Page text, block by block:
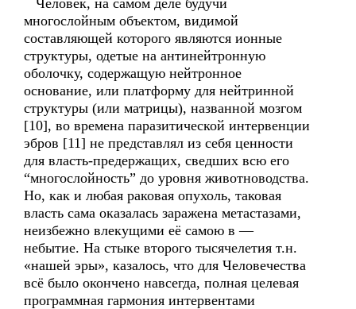
Человек, на самом деле будучи
многослойным объектом, видимой
составляющей которого являются ионные
структуры, одетые на антинейтронную
оболочку, содержащую нейтронное
основание, или платформу для нейтринной
структуры (или матрицы), названной мозгом
[10], во времена паразитической интервенции
эбров [11] не представлял из себя ценности
для власть-предержащих, сведших всю его
“многослойность” до уровня животноводства.
Но, как и любая раковая опухоль, таковая
власть сама оказалась заражена метастазами,
неизбежно влекущими её самою в —
небытие. На стыке второго тысячелетия т.н.
«нашей эры», казалось, что для Человечества
всё было окончено навсегда, полная целевая
программная гармония интервентами